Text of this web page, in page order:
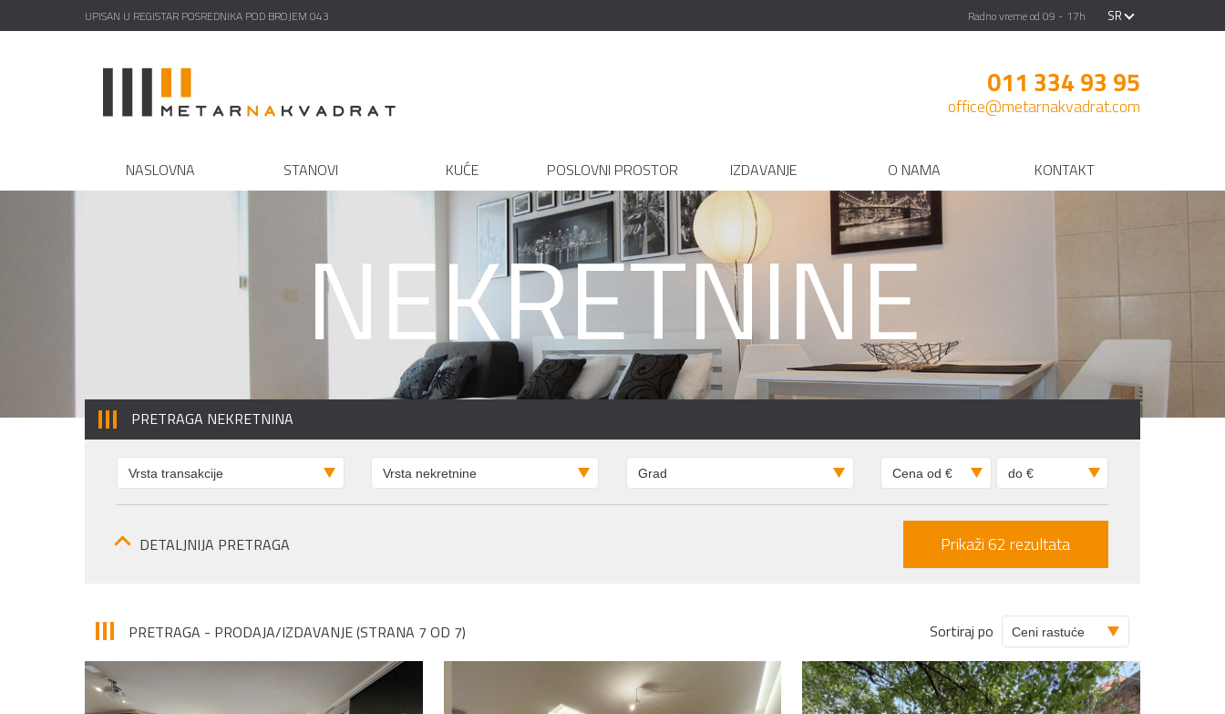
UPISAN U REGISTAR POSREDNIKA POD BROJEM 043 Radno vreme od 09 - 17h SR
011 334 93 95
office@metarnakvadrat.com
NASLOVNA STANOVI KUĆE POSLOVNI PROSTOR IZDAVANJE O NAMA KONTAKT
NEKRETNINE
PRETRAGA NEKRETNINA
DETALJNIJA PRETRAGA
PRETRAGA - PRODAJA/IZDAVANJE (STRANA 7 OD 7) Sortiraj po